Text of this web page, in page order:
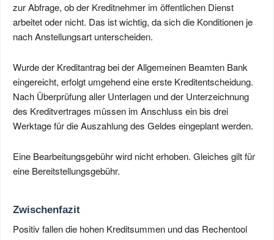
zur Abfrage, ob der Kreditnehmer im öffentlichen Dienst
arbeitet oder nicht. Das ist wichtig, da sich die Konditionen je
nach Anstellungsart unterscheiden.
Wurde der Kreditantrag bei der Allgemeinen Beamten Bank
eingereicht, erfolgt umgehend eine erste Kreditentscheidung.
Nach Überprüfung aller Unterlagen und der Unterzeichnung
des Kreditvertrages müssen im Anschluss ein bis drei
Werktage für die Auszahlung des Geldes eingeplant werden.
Eine Bearbeitungsgebühr wird nicht erhoben. Gleiches gilt für
eine Bereitstellungsgebühr.
Zwischenfazit
Positiv fallen die hohen Kreditsummen und das Rechentool